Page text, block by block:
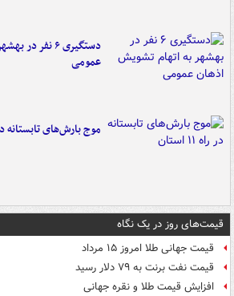
دستگیری ۶ نفر
عمومی
موج بارش‌های تابستانه در راه
قیمت‌های روز در یک نگاه
قیمت جهانی طلا امروز ۱۵ مرداد
قیمت نفت برنت به ۷۹ دلار رسید
افزایش قیمت طلا و نقره جهانی